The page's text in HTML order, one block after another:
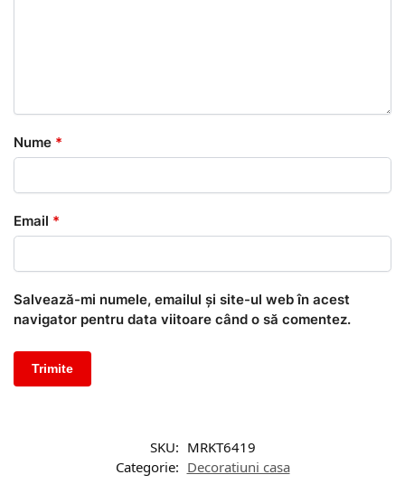
Nume *
Email *
Salvează-mi numele, emailul și site-ul web în acest
navigator pentru data viitoare când o să comentez.
SKU: MRKT6419
Categorie: Decoratiuni casa